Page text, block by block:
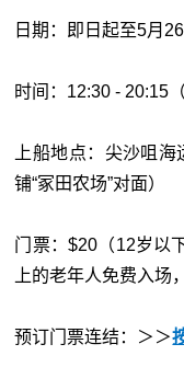
日期：即日起至5月
时间：12:30 - 20:15
上船地点：尖沙咀
铺“冢田农场”对面）
门票：$20（12岁以
上的老年人免费入场
预订门票连结：＞＞